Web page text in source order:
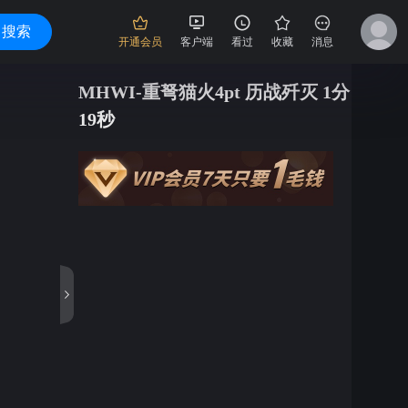
搜索
开通会员 客户端 看过 收藏 消息
MHWI-重弩猫火4pt 历战歼灭 1分
19秒